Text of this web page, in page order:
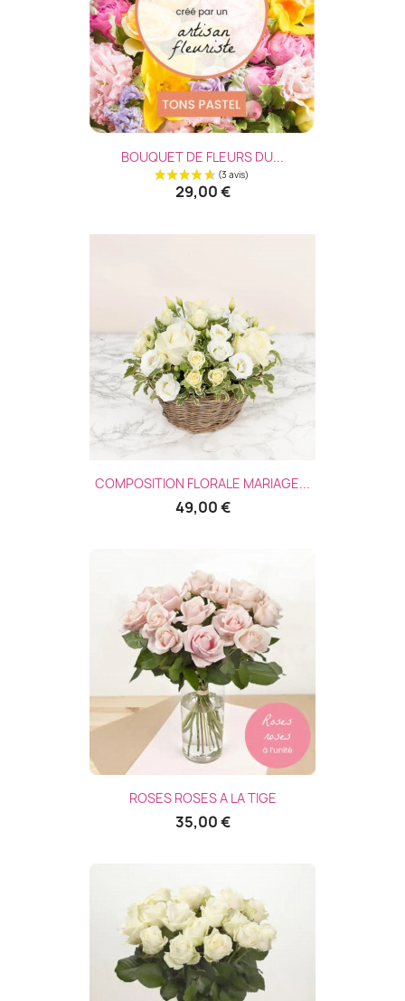
BOUQUET DE FLEURS DU...
29,00 €
COMPOSITION FLORALE MARIAGE...
49,00 €
ROSES ROSES A LA TIGE
35,00 €